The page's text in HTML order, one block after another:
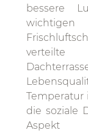
bessere
wichtigen
verteilte
Temperatur
die soziale